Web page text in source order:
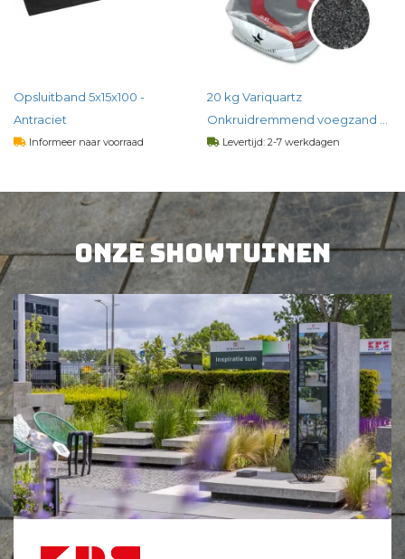
Opsluitband 5x15x100 -
Antraciet
Informeer naar voorraad
4,64per st
BEKIJK PRODUCT
20 kg Variquartz
Onkruidremmend voegzand -
BasaltLevertijd: 2-7 werkdagen
31,01per st
BEKIJK PRODUCT
Onze showtuinen